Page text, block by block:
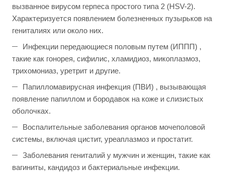
вызванное вирусом герпеса простого типа 2 (HSV-2).
Характеризуется появлением болезненных пузырьков на
гениталиях или около них.
Инфекции передающиеся половым путем (ИППП) ,
такие как гонорея, сифилис, хламидиоз, микоплазмоз,
трихомониаз, уретрит и другие.
Папилломавирусная инфекция (ПВИ) , вызывающая
появление папиллом и бородавок на коже и слизистых
оболочках.
Воспалительные заболевания органов мочеполовой
системы, включая цистит, уреаплазмоз и простатит.
Заболевания гениталий у мужчин и женщин, такие как
вагиниты, кандидоз и бактериальные инфекции.